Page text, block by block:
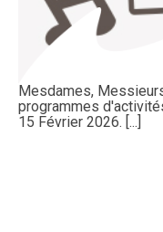
Mesdames,
programmes
15 Février 2026. [...]